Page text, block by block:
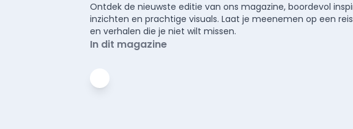
Ontdek de nieuwste editie van ons magazine, boordevol
inzichten en prachtige visuals. Laat je meenemen op een
en verhalen die je niet wilt missen.
In dit magazine